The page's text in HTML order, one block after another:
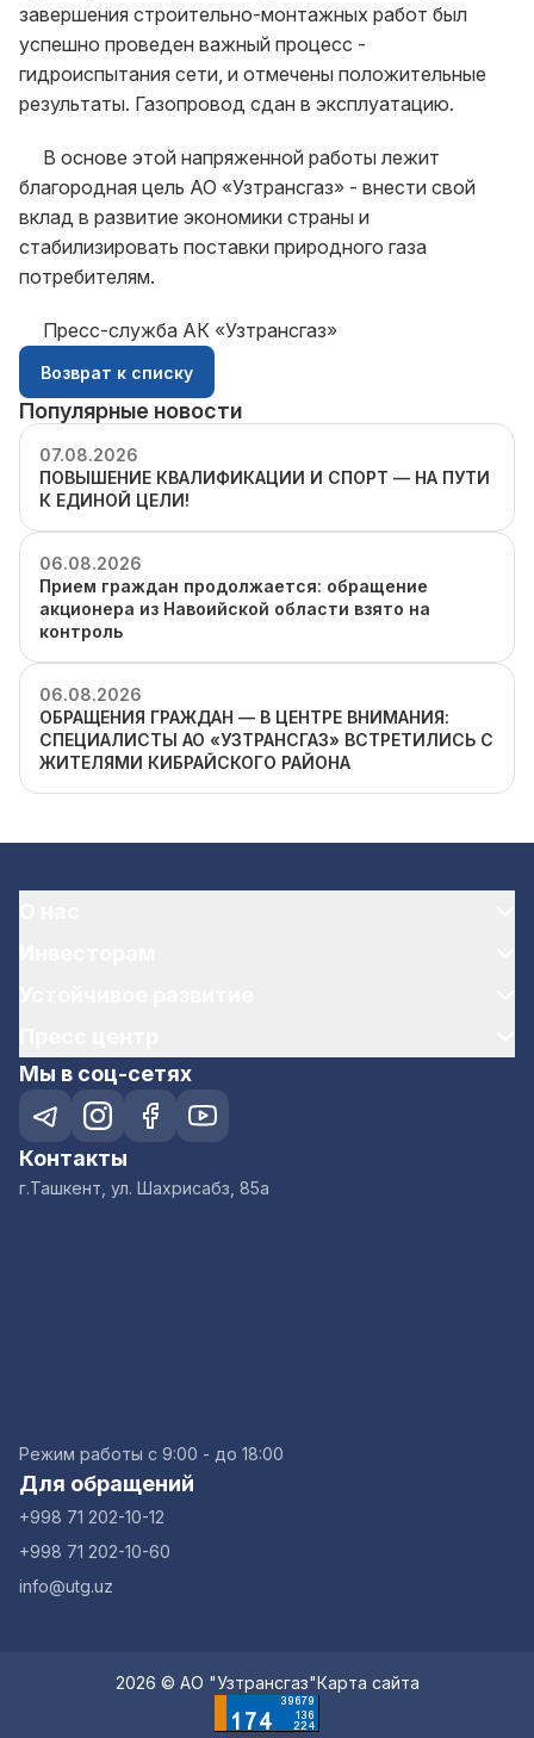
завершения строительно-монтажных работ был
успешно проведен важный процесс -
гидроиспытания сети, и отмечены положительные
результаты. Газопровод сдан в эксплуатацию.
В основе этой напряженной работы лежит
благородная цель АО «Узтрансгаз» - внести свой
вклад в развитие экономики страны и
стабилизировать поставки природного газа
потребителям.
Пресс-служба АК «Узтрансгаз»
Возврат к списку
Популярные новости
07.08.2026
ПОВЫШЕНИЕ КВАЛИФИКАЦИИ И СПОРТ — НА ПУТИ
К ЕДИНОЙ ЦЕЛИ!
06.08.2026
Прием граждан продолжается: обращение
акционера из Навоийской области взято на
контроль
06.08.2026
ОБРАЩЕНИЯ ГРАЖДАН — В ЦЕНТРЕ ВНИМАНИЯ:
СПЕЦИАЛИСТЫ АО «УЗТРАНСГАЗ» ВСТРЕТИЛИСЬ С
ЖИТЕЛЯМИ КИБРАЙСКОГО РАЙОНА
Мы в соц-сетях
Контакты
г.Ташкент, ул. Шахрисабз, 85а
Режим работы с 9:00 - до 18:00
Для обращений
+998 71 202-10-12
+998 71 202-10-60
info@utg.uz
2026 © АО "Узтрансгаз"Карта сайта